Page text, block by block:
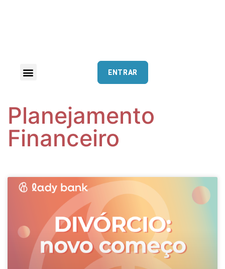
ENTRAR
Planejamento
Financeiro